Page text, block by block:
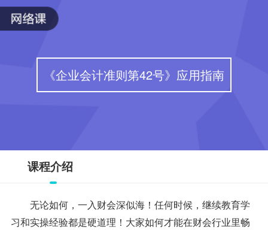
《企业会计准则第42号》应用指南
课程介绍
无论如何，一入财会深似海！任何时候，继续教育学
习和实操经验都是硬道理！大家如何才能在财会行业里畅